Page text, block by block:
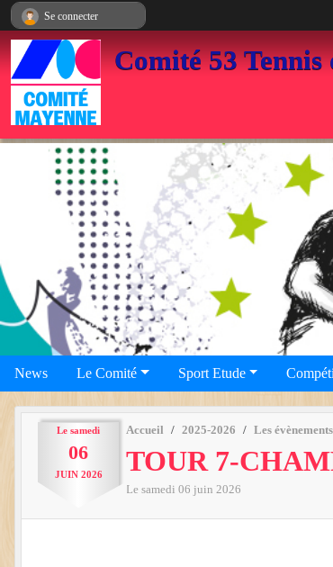
Comité 53 Tennis
News Le Comité Sport Etude
Le samedi
06
JUIN 2026
Accueil 2025-2026 Les évènements
TOUR 7-
Le samedi 06 juin 2026
Se connecter
Panneau de gestion des cookies